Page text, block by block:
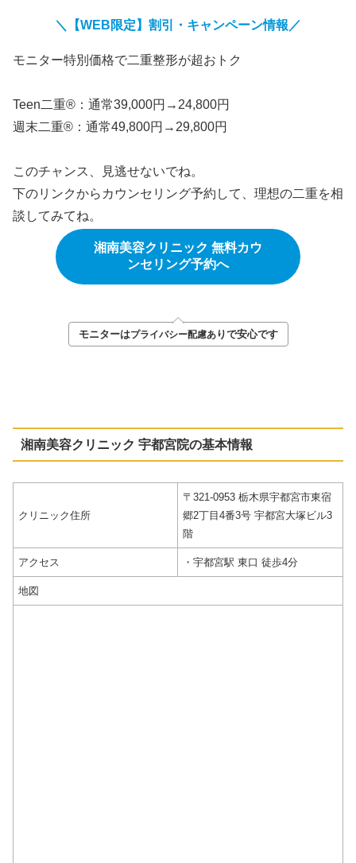
＼【WEB限定】割引・キャンペーン情報／
モニター特別価格で二重整形が超おトク
Teen二重®：通常39,000円→24,800円
週末二重®：通常49,800円→29,800円
このチャンス、見逃せないでね。
下のリンクからカウンセリング予約して、理想の二重を相
談してみてね。
湘南美容クリニック 無料カウ
ンセリング予約へ
モニターはプライバシー配慮ありで安心です
湘南美容クリニック 宇都宮院の基本情報
クリニック住所
〒321-0953 栃木県宇都宮市東宿
郷2丁目4番3号 宇都宮大塚ビル3
階
アクセス ・宇都宮駅 東口 徒歩4分
地図